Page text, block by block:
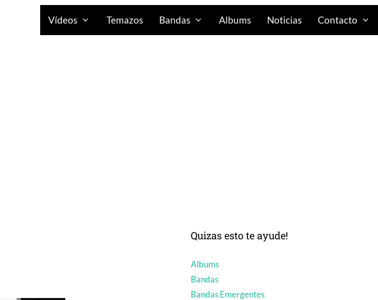
Vídeos Temazos Bandas Albums Noticias Contacto
Quizas esto te ayude!
Albums
Bandas
Bandas Emergentes